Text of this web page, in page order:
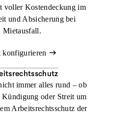
voller Kostendeckung im
und Absicherung bei
Mietausfall.
konfigurieren
immer alles rund – ob
oder Streit um
Arbeitsrechtsschutz der